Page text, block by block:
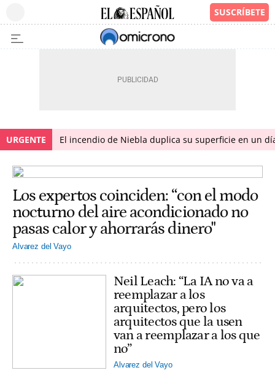
URGENTE El incendio de Niebla duplica su superficie en un
Los expertos coinciden: “con el modo
nocturno del aire acondicionado no
pasas calor y ahorrarás dinero"
Alvarez del Vayo
Neil Leach: “La IA no va a
reemplazar a los
arquitectos, pero los
arquitectos que la usen
van a reemplazar a los que
no”
Alvarez del Vayo